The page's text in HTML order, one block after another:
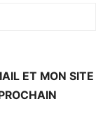
ET MON SITE